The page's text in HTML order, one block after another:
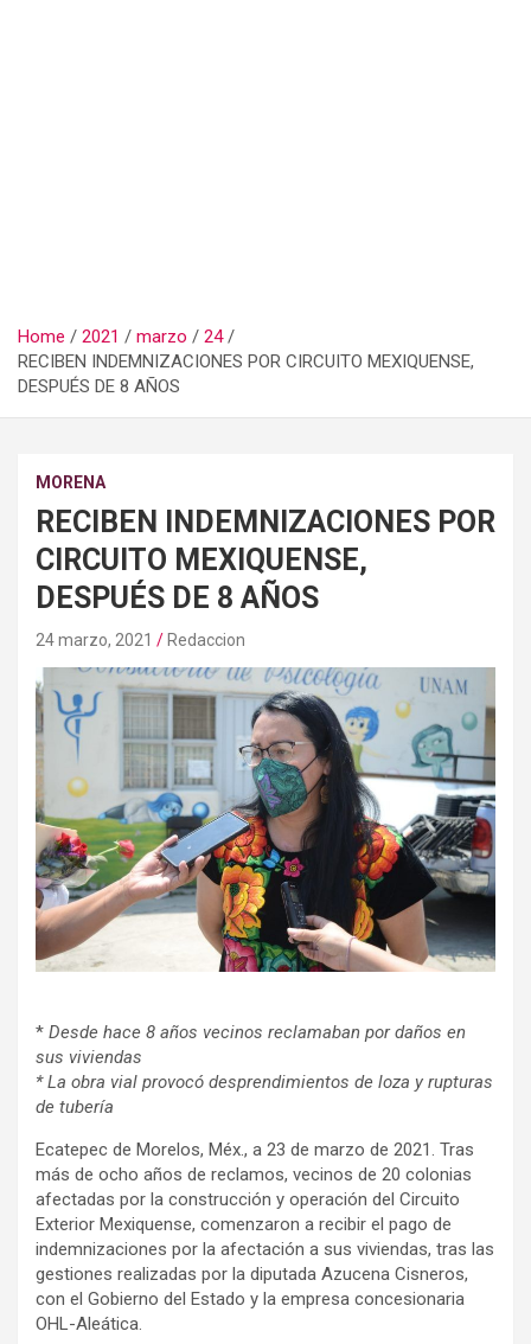
Home 2021 marzo
24
RECIBEN INDEMNIZACIONES POR CIRCUITO MEXIQUENSE,
DESPUÉS DE 8 AÑOS
MORENA
RECIBEN INDEMNIZACIONES POR
CIRCUITO MEXIQUENSE,
DESPUÉS DE 8 AÑOS
24 marzo, 2021 Redaccion
* Desde hace 8 años vecinos reclamaban por daños en
sus viviendas
* La obra vial provocó desprendimientos de loza y rupturas
de tubería
Ecatepec de Morelos, Méx., a 23 de marzo de 2021. Tras
más de ocho años de reclamos, vecinos de 20 colonias
afectadas por la construcción y operación del Circuito
Exterior Mexiquense, comenzaron a recibir el pago de
indemnizaciones por la afectación a sus viviendas, tras las
gestiones realizadas por la diputada Azucena Cisneros,
con el Gobierno del Estado y la empresa concesionaria
OHL-Aleática.